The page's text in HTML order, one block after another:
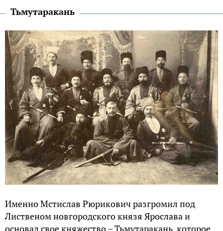
Тьмутаракань
Именно Mcтислав Рюрикович разгромил под
Лиственом новгородского князя Ярослава и